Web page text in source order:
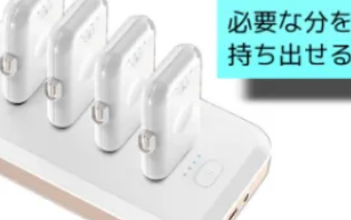
アート・写真 音楽
テクノロジー・ガジェット ゲー
映像・映画
ビジネス・起業